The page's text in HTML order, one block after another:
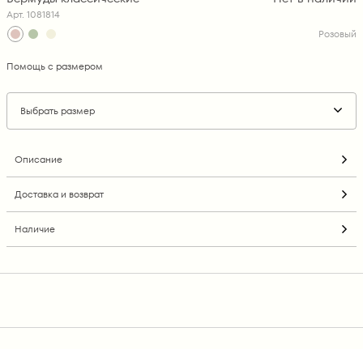
Арт. 1081814
Розовый
Помощь с размером
Выбрать размер
Описание
Доставка и возврат
Наличие